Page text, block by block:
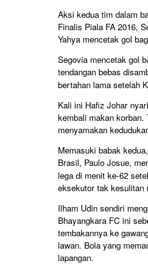
Aksi kedua tim dalam
Finalis Piala FA 2016,
Yahya mencetak gol
Segovia mencetak gol
tendangan bebas
bertahan lama setelah
Kali ini Hafiz Johar
kembali makan
menyamakan
Memasuki babak
Brasil, Paulo Josue,
lega di menit ke-62
eksekutor tak kesulitan
Ilham Udin sendiri
Bhayangkara FC ini
tembakannya ke
lawan. Bola yang
lapangan.